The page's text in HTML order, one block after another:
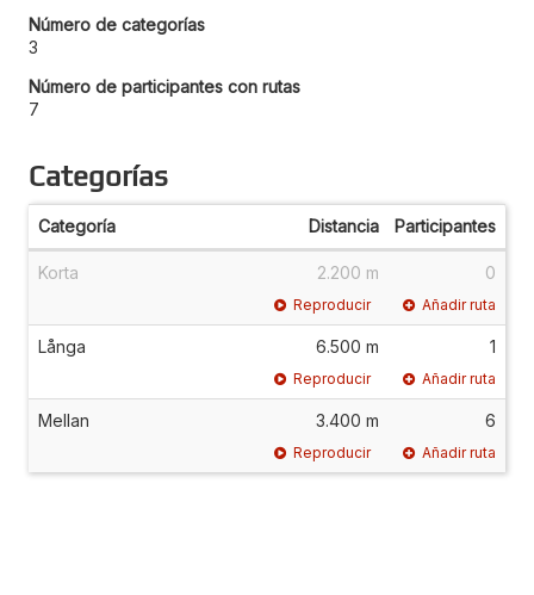
Número de categorías
3
Número de participantes con rutas
7
Categorías
Categoría Distancia Participantes
Korta 2.200 m 0
Reproducir Añadir ruta
Långa 6.500 m 1
Reproducir Añadir ruta
Mellan 3.400 m 6
Reproducir Añadir ruta